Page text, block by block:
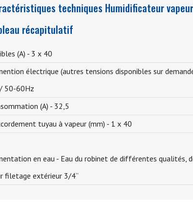
techniques Humidificateur
récapitulatif
(A) - 3 x 40
électrique (autres tensions disponibles sur
50-60Hz
(A) - 32,5
tuyau à vapeur (mm) - 1 x 40
en eau - Eau du robinet de différentes qualités,
filetage extérieur 3/4“